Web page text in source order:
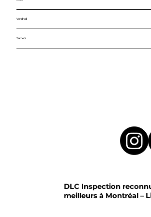
DLC Inspection
meilleurs à Montréal –
Vendredi
Samedi